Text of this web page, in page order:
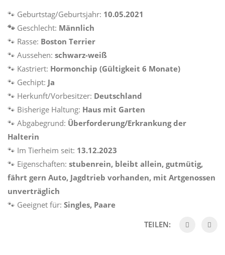
🐾 Geburtstag/Geburtsjahr: 10.05.2021
🐾 Geschlecht: Männlich
🐾 Rasse: Boston Terrier
🐾 Aussehen: schwarz-weiß
🐾 Kastriert: Hormonchip (Gültigkeit 6 Monate)
🐾 Gechipt: Ja
🐾 Herkunft/Vorbesitzer: Deutschland
🐾 Bisherige Haltung: Haus mit Garten
🐾 Abgabegrund: Überforderung/Erkrankung der
Halterin
🐾 Im Tierheim seit: 13.12.2023
🐾 Eigenschaften: stubenrein, bleibt allein, gutmütig,
fährt gern Auto, Jagdtrieb vorhanden, mit Artgenossen
unverträglich
🐾 Geeignet für: Singles, Paare
TEILEN: